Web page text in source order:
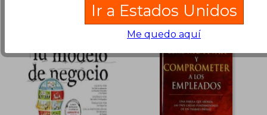
Ir a Estados Unidos
Me quedo aquí